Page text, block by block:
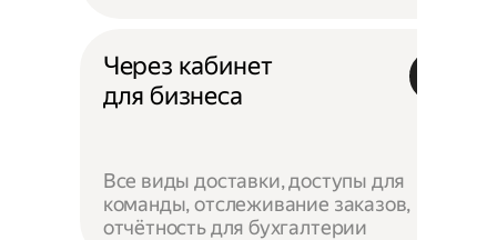
Через кабинет
для бизнеса
Все виды доставки, доступы для
команды, отслеживание заказов,
отчётность для бухгалтерии